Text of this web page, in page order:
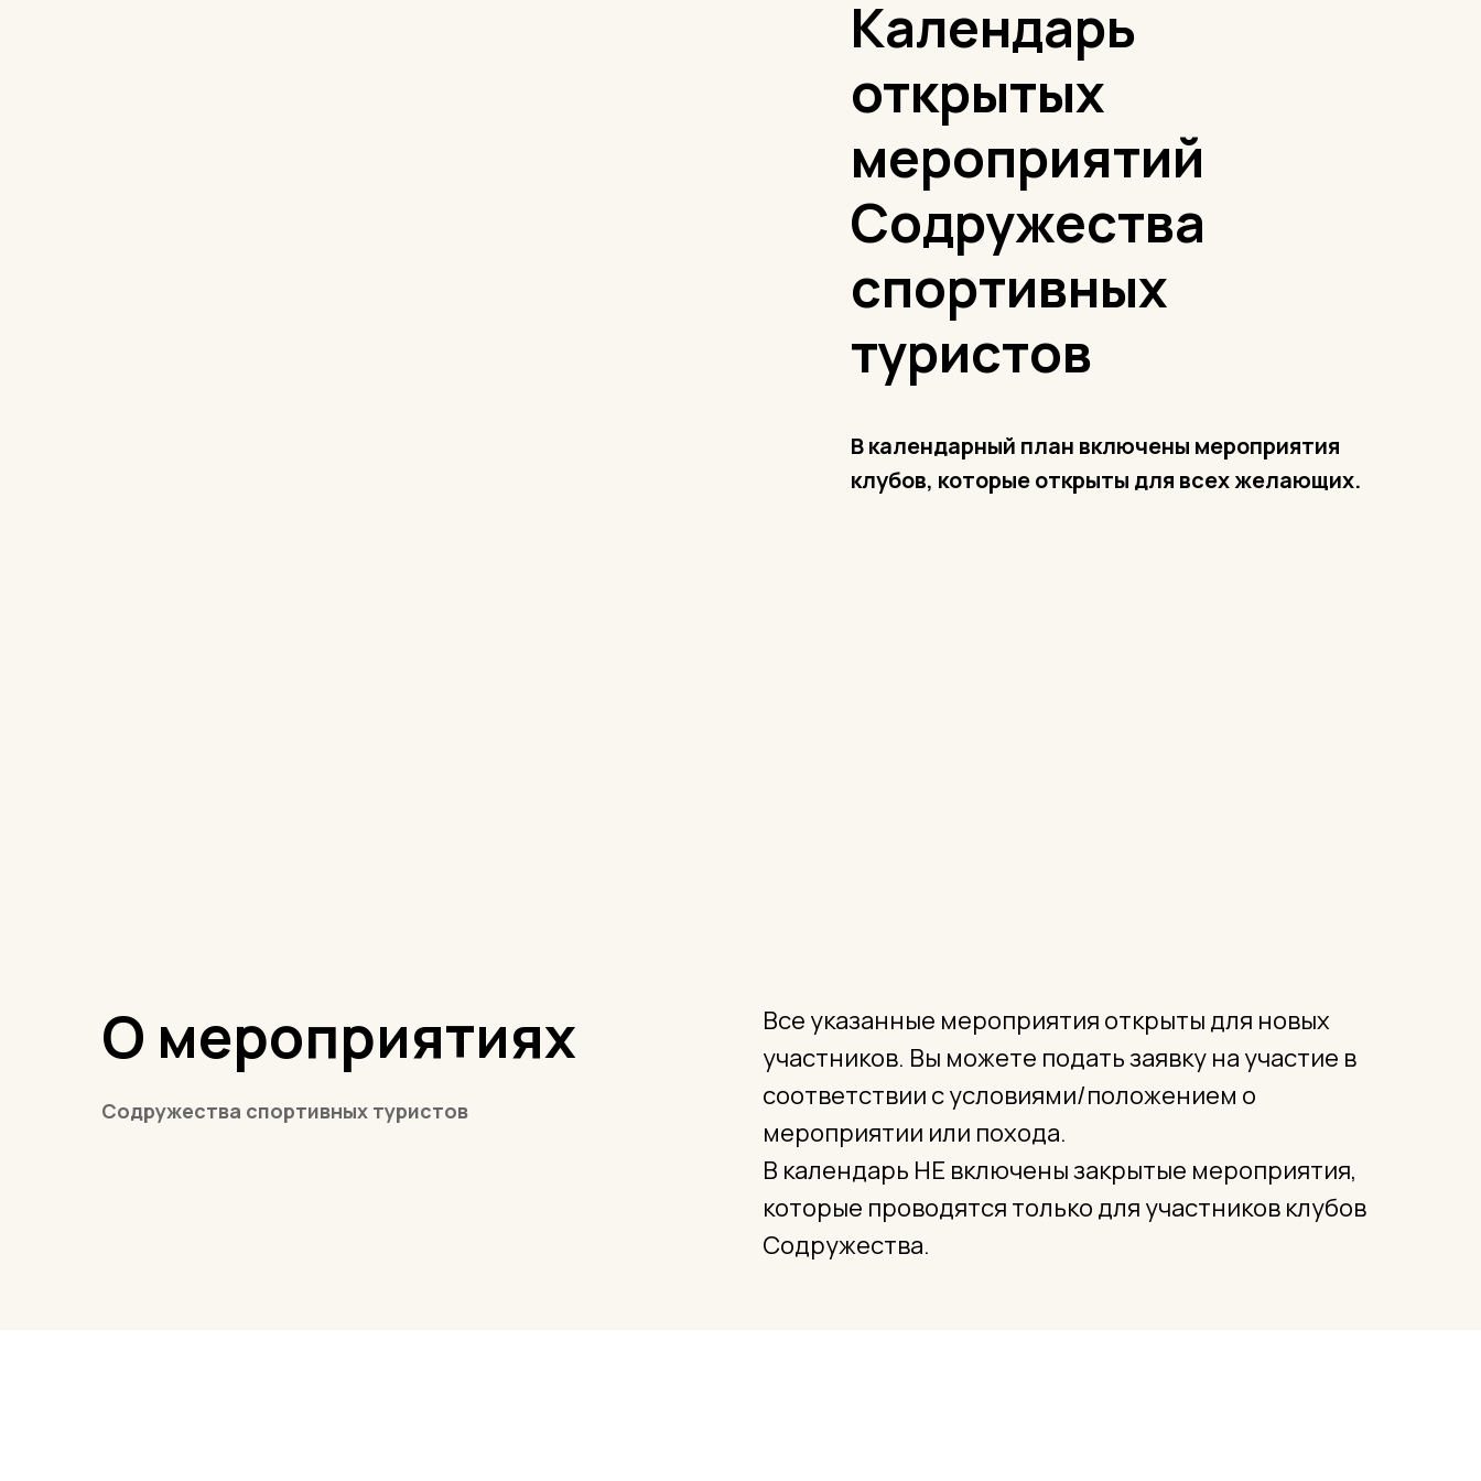
Календарь
открытых
мероприятий
Содружества
спортивных
туристов
В календарный план включены мероприятия
клубов, которые открыты для всех желающих.
О мероприятиях
Содружества спортивных туристов
Все указанные мероприятия открыты для новых
участников. Вы можете подать заявку на участие в
соответствии с условиями/положением о
мероприятии или похода.
В календарь НЕ включены закрытые мероприятия,
которые проводятся только для участников клубов
Содружества.